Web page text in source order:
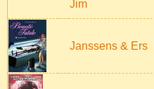
Jim
Janssens & Ers